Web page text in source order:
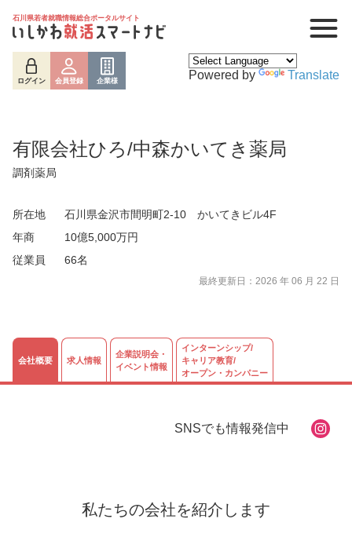
石川県若者就職情報総合ポータルサイト
ログイン 会員登録 企業様 Powered by Translate
ログイン 会員登録
有限会社ひろ/中森かいてき薬局
調剤薬局
所在地
石川県金沢市間明町2-10 かいてきビル4F
年商
10億5,000万円
従業員
66名
最終更新日：2026 年 06 月 22 日
会社概要 求人情報
企業説明会・
イベント情報
インターンシップ/
キャリア教育/
オープン・カンパニー
SNSでも情報発信中
私たちの会社を紹介します